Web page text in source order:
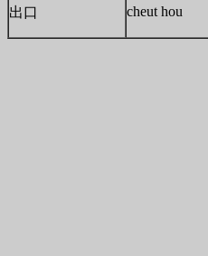
出口 cheut hou